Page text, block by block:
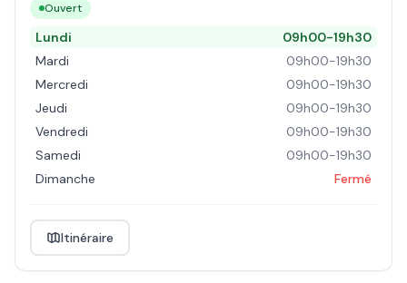
Ouvert
Lundi
09h00-19h30
Mardi
09h00-19h30
Mercredi
09h00-19h30
Jeudi
09h00-19h30
Vendredi
09h00-19h30
Samedi
09h00-19h30
Dimanche
Fermé
Itinéraire